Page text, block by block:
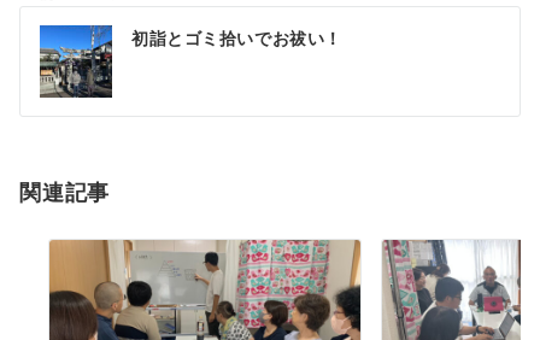
投
稿
ナ
ゲ
初詣とゴミ拾いでお祓い！
関連記事